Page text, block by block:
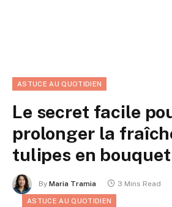
ASTUCE AU QUOTIDIEN
Le secret facile
prolonger la
tulipes en bouquet
By Maria Tramia 3 Mins Read
ASTUCE AU QUOTIDIEN